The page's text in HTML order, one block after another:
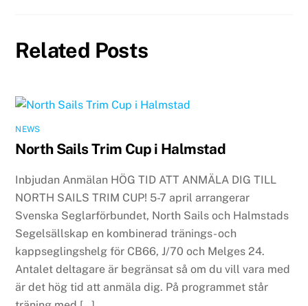
Related Posts
NEWS
North Sails Trim Cup i Halmstad
Inbjudan Anmälan HÖG TID ATT ANMÄLA DIG TILL
NORTH SAILS TRIM CUP! 5-7 april arrangerar
Svenska Seglarförbundet, North Sails och Halmstads
Segelsällskap en kombinerad tränings- och
kappseglingshelg för CB66, J/70 och Melges 24.
Antalet deltagare är begränsat så om du vill vara med
är det hög tid att anmäla dig. På programmet står